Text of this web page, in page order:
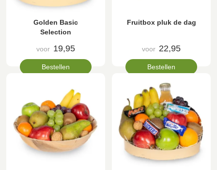
Golden Basic
Selection
voor 19,95
Bestellen
Fruitbox pluk de dag
voor 22,95
Bestellen